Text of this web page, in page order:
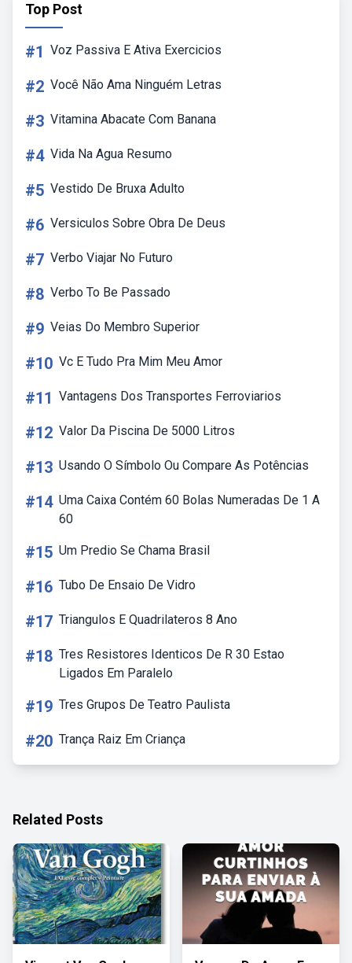
Top Post
#1 Voz Passiva E Ativa Exercicios
#2 Você Não Ama Ninguém Letras
#3 Vitamina Abacate Com Banana
#4 Vida Na Agua Resumo
#5 Vestido De Bruxa Adulto
#6 Versiculos Sobre Obra De Deus
#7 Verbo Viajar No Futuro
#8 Verbo To Be Passado
#9 Veias Do Membro Superior
#10 Vc E Tudo Pra Mim Meu Amor
#11 Vantagens Dos Transportes Ferroviarios
#12 Valor Da Piscina De 5000 Litros
#13 Usando O Símbolo Ou Compare As Potências
#14 Uma Caixa Contém 60 Bolas Numeradas De 1 A
60
#15 Um Predio Se Chama Brasil
#16 Tubo De Ensaio De Vidro
#17 Triangulos E Quadrilateros 8 Ano
#18 Tres Resistores Identicos De R 30 Estao
Ligados Em Paralelo
#19 Tres Grupos De Teatro Paulista
#20 Trança Raiz Em Criança
Related Posts